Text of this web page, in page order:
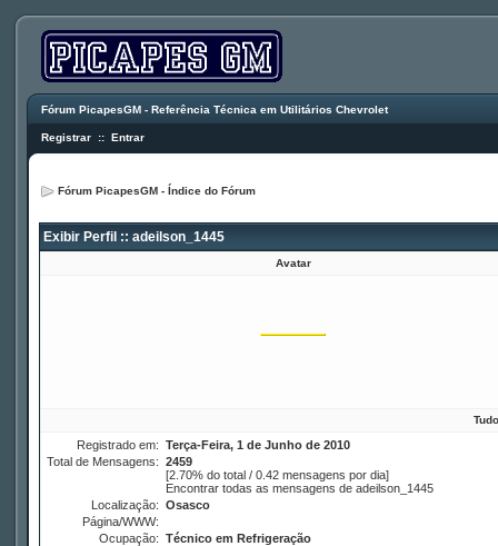
Fórum PicapesGM - Referência Técnica em Utilitários Chevrolet
Registrar :: Entrar
Fórum PicapesGM - Índice do Fórum
Exibir Perfil :: adeilson_1445
Avatar
Registrado em: Terça-Feira, 1 de Junho de 2010
Total de Mensagens: 2459
[2.70% do total / 0.42 mensagens por dia]
Encontrar todas as mensagens de adeilson_1445
Localização: Osasco
Página/WWW:
Ocupação: Técnico em Refrigeração